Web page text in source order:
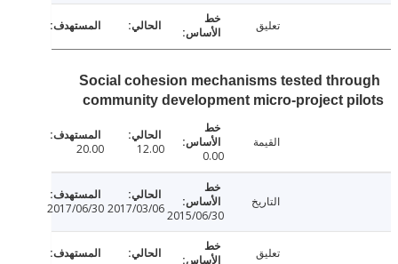
Social cohesion mechanisms tested
community development micro-project
12.00
20.00
2015/06/30
2017/03/06
2017/06/30